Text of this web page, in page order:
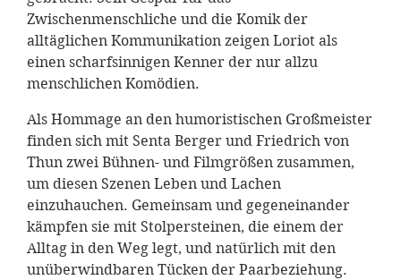
Zwischenmenschliche und die Komik der
alltäglichen Kommunikation zeigen Loriot als
einen scharfsinnigen Kenner der nur allzu
menschlichen Komödien.
Als Hommage an den humoristischen Großmeister
finden sich mit Senta Berger und Friedrich von
Thun zwei Bühnen- und Filmgrößen zusammen,
um diesen Szenen Leben und Lachen
einzuhauchen. Gemeinsam und gegeneinander
kämpfen sie mit Stolpersteinen, die einem der
Alltag in den Weg legt, und natürlich mit den
unüberwindbaren Tücken der Paarbeziehung.